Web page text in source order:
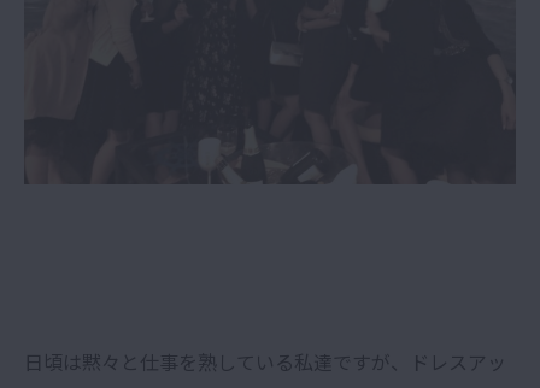
日頃は黙々と仕事を熟している私達ですが、ドレスアッ